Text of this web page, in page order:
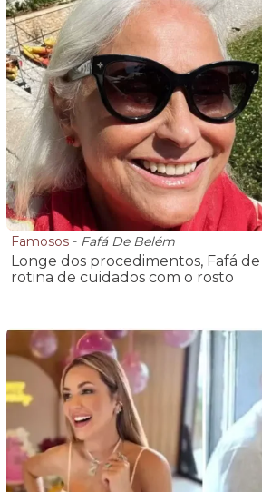
Famosos - Fafá De Belém
Longe dos procedimentos, Fafá
rotina de cuidados com o rosto